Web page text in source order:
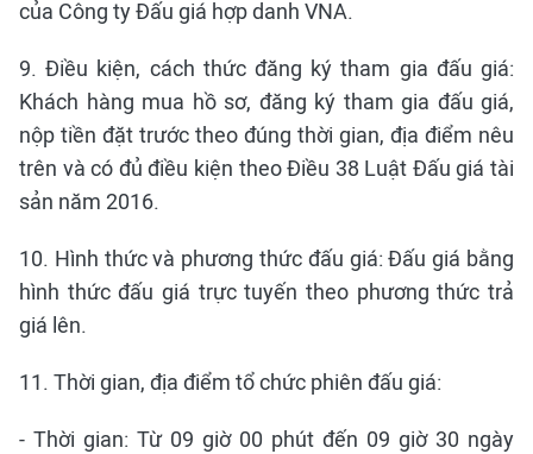
của Công ty Đấu giá hợp danh VNA.
9. Điều kiện, cách thức đăng ký tham gia đấu giá:
Khách hàng mua hồ sơ, đăng ký tham gia đấu giá,
nộp tiền đặt trước theo đúng thời gian, địa điểm nêu
trên và có đủ điều kiện theo Điều 38 Luật Đấu giá tài
sản năm 2016.
10. Hình thức và phương thức đấu giá: Đấu giá bằng
hình thức đấu giá trực tuyến theo phương thức trả
giá lên.
11. Thời gian, địa điểm tổ chức phiên đấu giá:
- Thời gian: Từ 09 giờ 00 phút đến 09 giờ 30 ngày